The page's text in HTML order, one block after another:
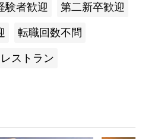
験者歓迎 第二新卒歓迎
転職回数不問
ストラン